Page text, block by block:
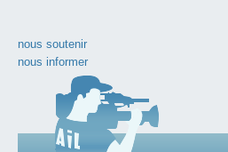
nous soutenir
nous informer